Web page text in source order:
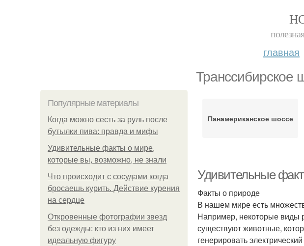
главная
Транссибирское
Популярные материалы
Когда можно сесть за руль после
бутылки пива: правда и мифы
Удивительные факты о мире,
которые вы, возможно, не знали
Что происходит с сосудами когда
бросаешь курить. Действие курения
на сердце
Откровенные фотографии звезд
без одежды: кто из них имеет
идеальную фигуру
Панамериканское шоссе
Удивительные
Факты о природе
В нашем мире есть
Например, некоторые виды
существуют животные,
генерировать